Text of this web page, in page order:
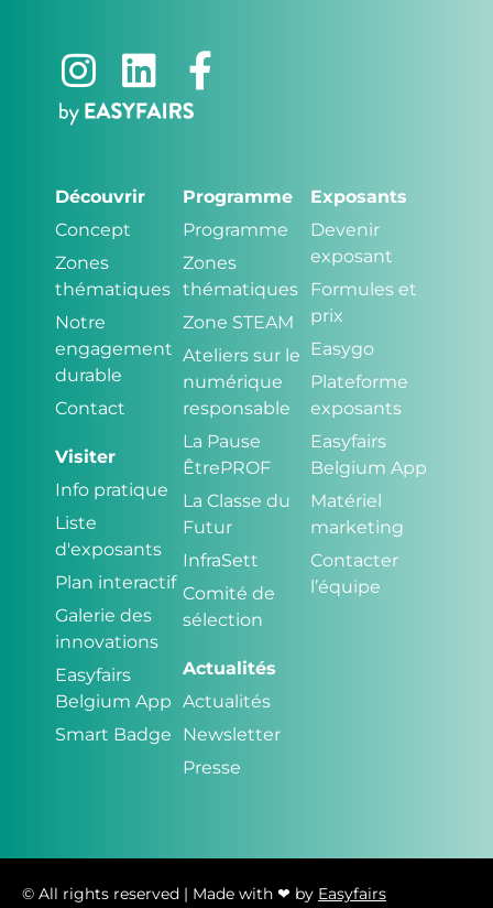
Découvrir
Concept
Zones
thématiques
Notre
engagement
durable
Contact
Visiter
Info pratique
Liste
d'exposants
Plan interactif
Galerie des
innovations
Easyfairs
Belgium App
Smart Badge
Programme
Programme
Zones
thématiques
Zone STEAM
Ateliers sur le
numérique
responsable
La Pause
ÊtrePROF
La Classe du
Futur
InfraSett
Comité de
sélection
Actualités
Actualités
Newsletter
Presse
Exposants
Devenir
exposant
Formules et
prix
Easygo
Plateforme
exposants
Easyfairs
Belgium App
Matériel
marketing
Contacter
l’équipe
© All rights reserved | Made with ❤ by Easyfairs